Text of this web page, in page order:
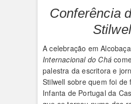
Conferência
A celebração em
Internacional do Chá
palestra da escritora e
Stilwell sobre quem foi de
Infanta de Portugal da